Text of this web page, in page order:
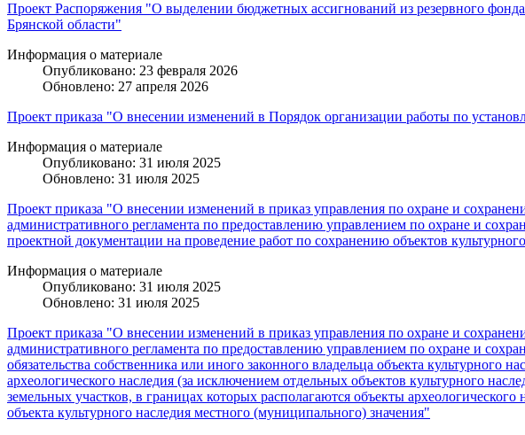
Проект Распоряжения "О выделении бюджетных ассигнований из резервного
Брянской области"
Информация о материале
Опубликовано: 23 февраля 2026
Обновлено: 27 апреля 2026
Проект приказа "О внесении изменений в Порядок организации работы по
Информация о материале
Опубликовано: 31 июля 2025
Обновлено: 31 июля 2025
Проект приказа "О внесении изменений в приказ управления по охране и
административного регламента по предоставлению управлением по охране и
проектной документации на проведение работ по сохранению объектов
Информация о материале
Опубликовано: 31 июля 2025
Обновлено: 31 июля 2025
Проект приказа "О внесении изменений в приказ управления по охране и
административного регламента по предоставлению управлением по охране и
обязательства собственника или иного законного владельца объекта культурного
археологического наследия (за исключением отдельных объектов культурного
земельных участков, в границах которых располагаются объекты
объекта культурного наследия местного (муниципального) значения"